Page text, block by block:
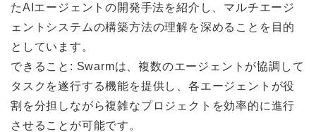
たAIエージェントの開発手法を紹介し、マルチエージ
ェントシステムの構築方法の理解を深めることを目的
としています。
できること: Swarmは、複数のエージェントが協調して
タスクを遂行する機能を提供し、各エージェントが役
割を分担しながら複雑なプロジェクトを効率的に進行
させることが可能です。